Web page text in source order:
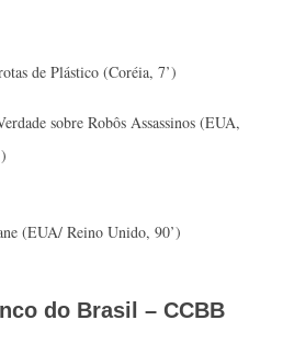
de Plástico (Coréia, 7’)
sobre Robôs Assassinos (EUA,
(EUA/ Reino Unido, 90’)
do Brasil – CCBB